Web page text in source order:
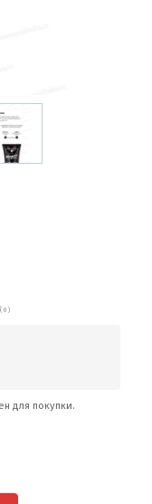
( 0 )
для покупки.